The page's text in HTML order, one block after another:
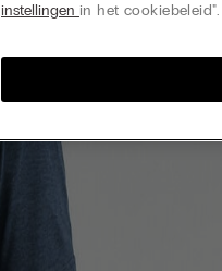
instellingen in het cookiebeleid".